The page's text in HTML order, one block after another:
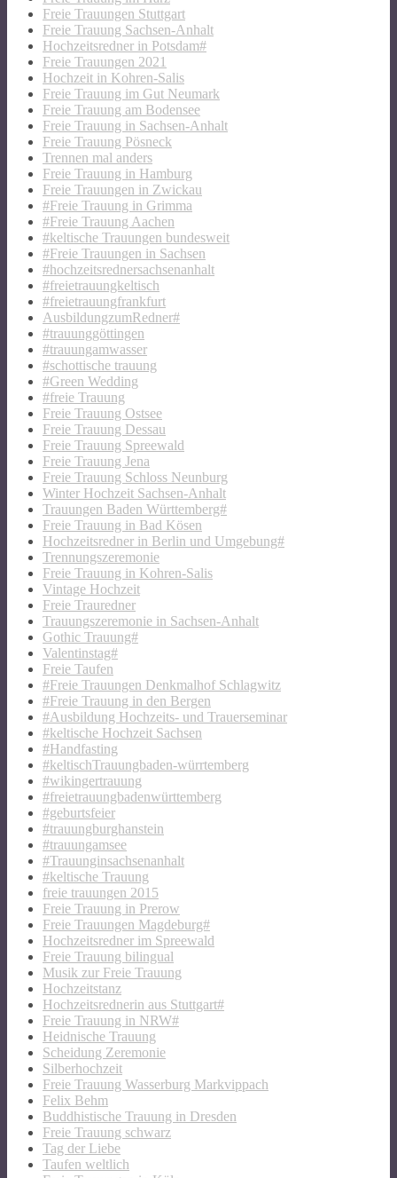
Freie Trauungen Stuttgart
Freie Trauung Sachsen-Anhalt
Hochzeitsredner in Potsdam#
Freie Trauungen 2021
Hochzeit in Kohren-Salis
Freie Trauung im Gut Neumark
Freie Trauung am Bodensee
Freie Trauung in Sachsen-Anhalt
Freie Trauung Pösneck
Trennen mal anders
Freie Trauung in Hamburg
Freie Trauungen in Zwickau
#Freie Trauung in Grimma
#Freie Trauung Aachen
#keltische Trauungen bundesweit
#Freie Trauungen in Sachsen
#hochzeitsrednersachsenanhalt
#freietrauungkeltisch
#freietrauungfrankfurt
AusbildungzumRedner#
#trauunggöttingen
#trauungamwasser
#schottische trauung
#Green Wedding
#freie Trauung
Freie Trauung Ostsee
Freie Trauung Dessau
Freie Trauung Spreewald
Freie Trauung Jena
Freie Trauung Schloss Neunburg
Winter Hochzeit Sachsen-Anhalt
Trauungen Baden Württemberg#
Freie Trauung in Bad Kösen
Hochzeitsredner in Berlin und Umgebung#
Trennungszeremonie
Freie Trauung in Kohren-Salis
Vintage Hochzeit
Freie Trauredner
Trauungszeremonie in Sachsen-Anhalt
Gothic Trauung#
Valentinstag#
Freie Taufen
#Freie Trauungen Denkmalhof Schlagwitz
#Freie Trauung in den Bergen
#Ausbildung Hochzeits- und Trauerseminar
#keltische Hochzeit Sachsen
#Handfasting
#keltischTrauungbaden-würrtemberg
#wikingertrauung
#freietrauungbadenwürttemberg
#geburtsfeier
#trauungburghanstein
#trauungamsee
#Trauunginsachsenanhalt
#keltische Trauung
freie trauungen 2015
Freie Trauung in Prerow
Freie Trauungen Magdeburg#
Hochzeitsredner im Spreewald
Freie Trauung bilingual
Musik zur Freie Trauung
Hochzeitstanz
Hochzeitsrednerin aus Stuttgart#
Freie Trauung in NRW#
Heidnische Trauung
Scheidung Zeremonie
Silberhochzeit
Freie Trauung Wasserburg Markvippach
Felix Behm
Buddhistische Trauung in Dresden
Freie Trauung schwarz
Tag der Liebe
Taufen weltlich